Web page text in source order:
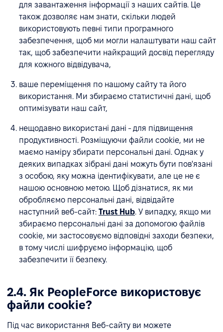
для завантаження інформації з наших сайтів. Це
також дозволяє нам знати, скільки людей
використовують певні типи програмного
забезпечення, щоб ми могли налаштувати наш сайт
так, щоб забезпечити найкращий досвід перегляду
для кожного відвідувача,
ваше переміщення по нашому сайту та його
використання. Ми збираємо статистичні дані, щоб
оптимізувати наш сайт,
нещодавно використані дані - для підвищення
продуктивності. Розміщуючи файли cookie, ми не
маємо наміру збирати персональні дані. Однак у
деяких випадках зібрані дані можуть бути пов'язані
з особою, яку можна ідентифікувати, але це не є
нашою основною метою. Щоб дізнатися, як ми
обробляємо персональні дані, відвідайте
наступний веб-сайт: Trust Hub. У випадку, якщо ми
збираємо персональні дані за допомогою файлів
cookie, ми застосовуємо відповідні заходи безпеки,
в тому числі шифруємо інформацію, щоб
забезпечити її безпеку.
2.4. Як PeopleForce використовує
файли cookie?
Під час використання Веб-сайту ви можете